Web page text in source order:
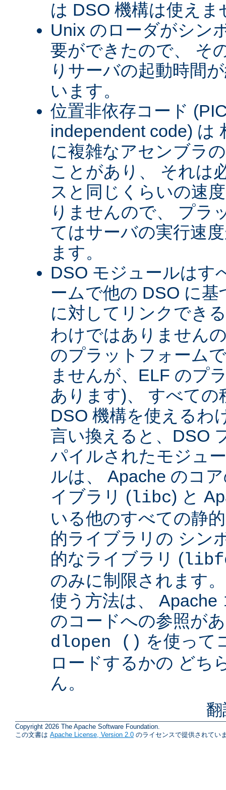
は DSO 機構は使えま
Unix のローダがシン
要ができたので、 そ
りサーバの起動時間
います。
位置非依存コード
independent code) は
に複雑なアセンブラ
ことがあり、 それは
スと同じくらいの速
りませんので、 プラ
てはサーバの実行速
ます。
DSO モジュールはす
ームで他の DSO に
に対してリンクでき
わけではありません
のプラットフォーム
ませんが、ELF のプ
あります)、 すべて
DSO 機構を使えるわ
言い換えると、DSO
パイルされたモジュ
ルは、 Apache のコ
イブラリ (libc) と
いる他のすべての静
的ライブラリの シン
的なライブラリ (
のみに制限されます
使う方法は、 Apache
のコードへの参照が
dlopen () を使って
ロードするかの どち
ん。
Copyright 2026 The Apache Software Foundation.
この文書は Apache License, Version 2.0 のライセンスで提供されてい